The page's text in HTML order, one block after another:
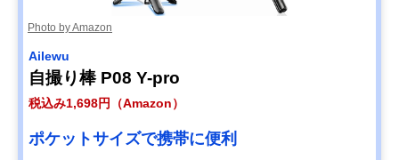
Photo by Amazon
Ailewu
自撮り棒 P08 Y-pro
税込み1,698円（Amazon）
ポケットサイズで携帯に便利